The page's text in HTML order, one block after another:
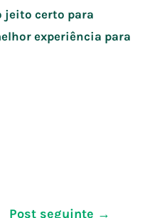
jeito certo para
experiência para
Post seguinte →